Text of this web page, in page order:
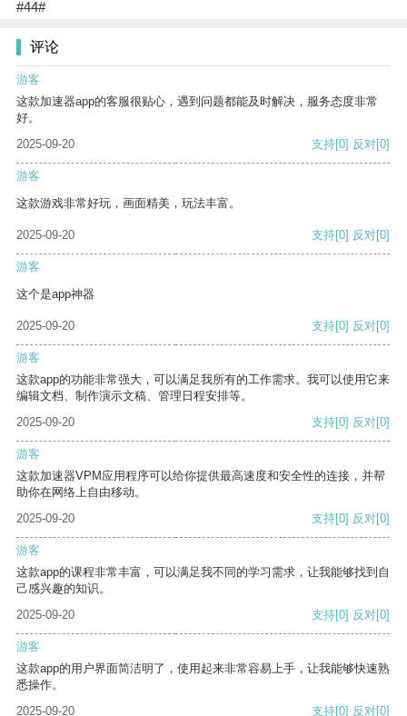
#44#
评论
游客
这款加速器app的客服很贴心，遇到问题都能及时解决，服务态度非常
好。
2025-09-20
支持[0] 反对[0]
游客
这款游戏非常好玩，画面精美，玩法丰富。
2025-09-20 支持[0] 反对[0]
游客
这个是app神器
2025-09-20 支持[0] 反对[0]
游客
这款app的功能非常强大，可以满足我所有的工作需求。我可以使用它来
编辑文档、制作演示文稿、管理日程安排等。
2025-09-20
支持[0] 反对[0]
游客
这款加速器VPM应用程序可以给你提供最高速度和安全性的连接，并帮
助你在网络上自由移动。
2025-09-20
支持[0] 反对[0]
游客
这款app的课程非常丰富，可以满足我不同的学习需求，让我能够找到自
己感兴趣的知识。
2025-09-20
支持[0] 反对[0]
游客
这款app的用户界面简洁明了，使用起来非常容易上手，让我能够快速熟
悉操作。
2025-09-20
支持[0] 反对[0]